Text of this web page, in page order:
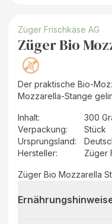
Züger Frischkäse AG
Züger Bio
Der praktische Bio-
Mozzarella-Stange
Inhalt:
300
Verpackung:
Stück
Ursprungsland:
Hersteller: Züger
Züger Bio Mozzarella